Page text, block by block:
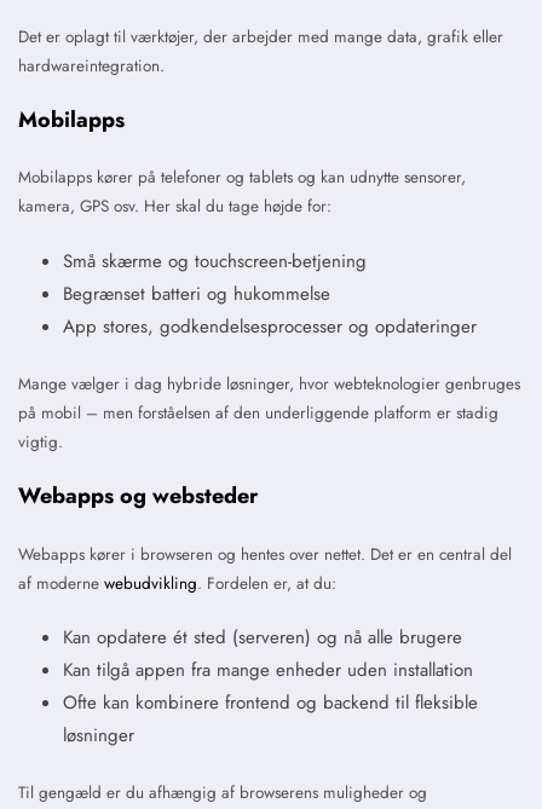
Det er oplagt til værktøjer, der arbejder med mange data, grafik eller
hardwareintegration.
Mobilapps
Mobilapps kører på telefoner og tablets og kan udnytte sensorer,
kamera, GPS osv. Her skal du tage højde for:
Små skærme og touchscreen-betjening
Begrænset batteri og hukommelse
App stores, godkendelsesprocesser og opdateringer
Mange vælger i dag hybride løsninger, hvor webteknologier genbruges
på mobil – men forståelsen af den underliggende platform er stadig
vigtig.
Webapps og websteder
Webapps kører i browseren og hentes over nettet. Det er en central del
af moderne webudvikling. Fordelen er, at du:
Kan opdatere ét sted (serveren) og nå alle brugere
Kan tilgå appen fra mange enheder uden installation
Ofte kan kombinere frontend og backend til fleksible
løsninger
Til gengæld er du afhængig af browserens muligheder og